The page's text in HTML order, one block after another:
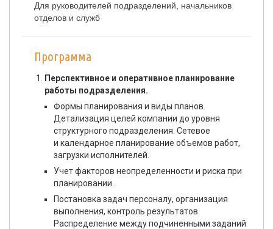
Для руководителей подразделений, начальников
отделов и служб
Программа
Перспективное и оперативное планирование
работы подразделения.
Формы планирования и виды планов.
Детализация целей компании до уровня
структурного подразделения. Сетевое
и календарное планирование объемов работ,
загрузки исполнителей.
Учет факторов неопределенности и риска при
планировании.
Постановка задач персоналу, организация
выполнения, контроль результатов.
Распределение между подчиненными заданий